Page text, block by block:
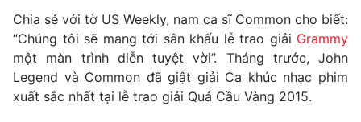
Góc doanh nghiệp
Truyền hình
Phim VTV
Hậu trường
Giải trí
Điện ảnh
Chia sẻ với tờ US Weekly, nam ca sĩ Common cho biết:
“Chúng tôi sẽ mang tới sân khấu lễ trao giải Grammy
một màn trình diễn tuyệt vời”. Tháng trước, John
Legend và Common đã giật giải Ca khúc nhạc phim
xuất sắc nhất tại lễ trao giải Quả Cầu Vàng 2015.